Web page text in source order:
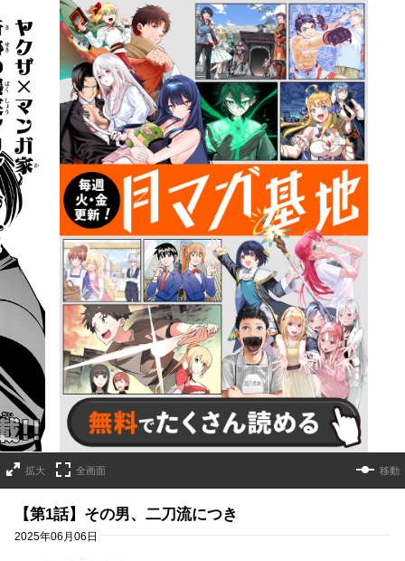
詳細ページへのリンク
拡大 全画面 移動
【第1話】その男、二刀流につき
2025年06月06日